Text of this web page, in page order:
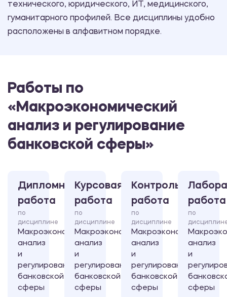
технического, юридического, ИТ, медицинского,
гуманитарного профилей. Все дисциплины удобно
расположены в алфавитном порядке.
Работы по
«Макроэкономический
анализ и регулирование
банковской сферы»
Дипломная
работа
по
дисциплине
Макроэкономический
анализ
и
регулирование
банковской
сферы
Курсовая
работа
по
дисциплине
Макроэкономический
анализ
и
регулирование
банковской
сферы
Контрольная
работа
по
дисциплине
Макроэкономический
анализ
и
регулирование
банковской
сферы
работа
по
анализ
и
сферы